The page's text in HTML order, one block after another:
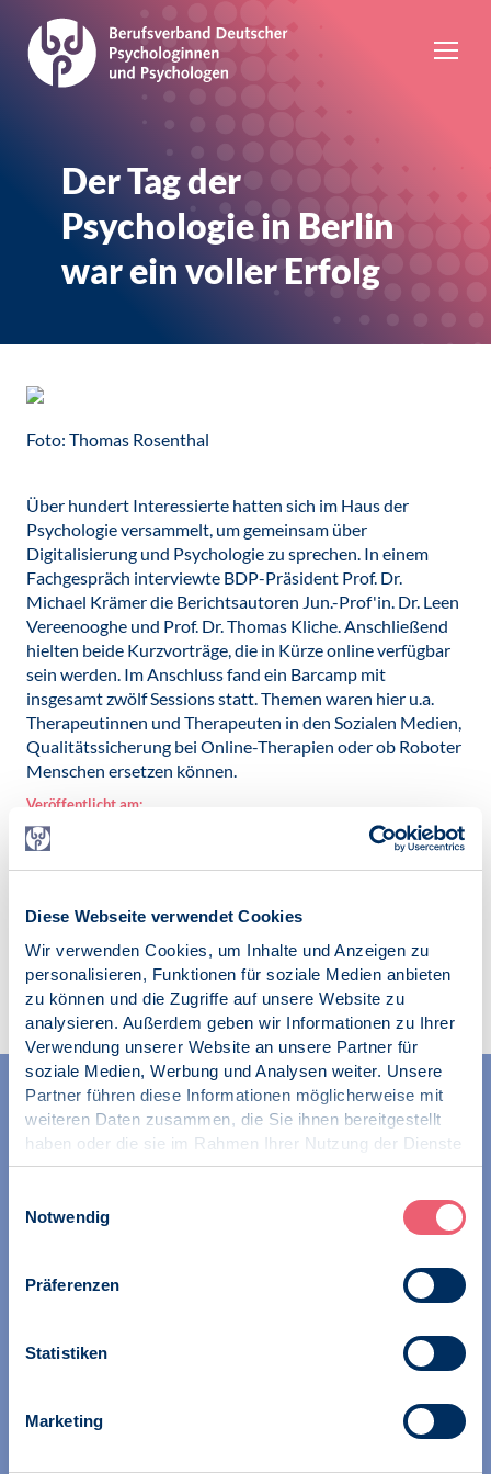
Diese Webseite verwendet Cookies
Wir verwenden Cookies, um Inhalte und Anzeigen zu
personalisieren, Funktionen für soziale Medien anbieten
zu können und die Zugriffe auf unsere Website zu
analysieren. Außerdem geben wir Informationen zu Ihrer
Verwendung unserer Website an unsere Partner für
soziale Medien, Werbung und Analysen weiter. Unsere
Partner führen diese Informationen möglicherweise mit
weiteren Daten zusammen, die Sie ihnen bereitgestellt
haben oder die sie im Rahmen Ihrer Nutzung der Dienste
gesammelt haben.
Notwendig
Präferenzen
Statistiken
Marketing
Der Tag der
Psychologie in Berlin
war ein voller Erfolg
Foto: Thomas Rosenthal
Über hundert Interessierte hatten sich im Haus der
Psychologie versammelt, um gemeinsam über
Digitalisierung und Psychologie zu sprechen. In einem
Fachgespräch interviewte BDP-Präsident Prof. Dr.
Michael Krämer die Berichtsautoren Jun.-Prof'in. Dr. Leen
Vereenooghe und Prof. Dr. Thomas Kliche. Anschließend
hielten beide Kurzvorträge, die in Kürze online verfügbar
sein werden. Im Anschluss fand ein Barcamp mit
insgesamt zwölf Sessions statt. Themen waren hier u.a.
Therapeutinnen und Therapeuten in den Sozialen Medien,
Qualitätssicherung bei Online-Therapien oder ob Roboter
Menschen ersetzen können.
Veröffentlicht am:
15.10.2018
Zur Übersicht
Wir unterstützen alle Psychologinnen und Psychologen in
professionellen Identität. Dies erreichen wir unter
anderem durch Orientierung beim Aufbau der beruflichen
aktueller Informationen aus Wissenschaft und Praxis für
Wir erschließen und sichern Berufsfelder und sorgen